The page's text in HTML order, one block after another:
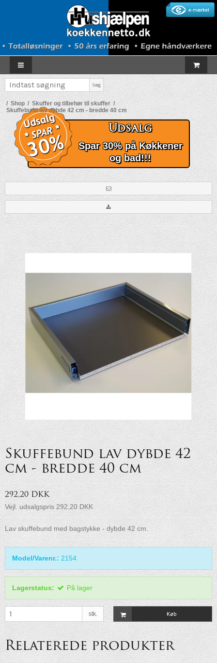
Søg
/ Shop / Skuffer og tilbehør til skuffer /
Skuffebund lav dybde 42 cm - bredde 40 cm
Udsalg
Spar 30% på Køkkener
og bad!!!
Skuffebund lav dybde 42
cm - bredde 40 cm
292,20 DKK
Vejl. udsalgspris 292,20 DKK
Lav skuffebund med bagstykke - dybde 42 cm.
Model/Varenr.: 2154
Lagerstatus: På lager
stk. Køb
Relaterede produkter